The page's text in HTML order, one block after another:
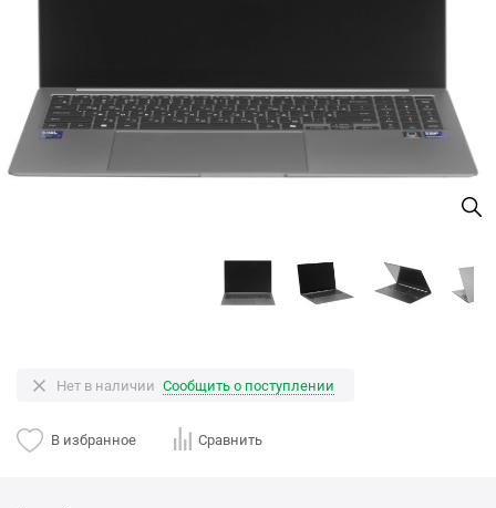
Нет в наличии Сообщить о поступлении
В избранное Сравнить